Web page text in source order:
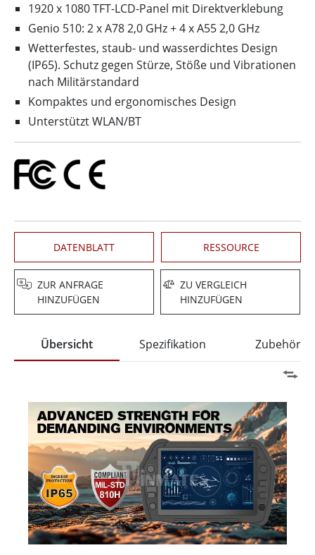
1920 x 1080 TFT-LCD-Panel mit Direktverklebung
Genio 510: 2 x A78 2,0 GHz + 4 x A55 2,0 GHz
Wetterfestes, staub- und wasserdichtes Design
(IP65). Schutz gegen Stürze, Stöße und Vibrationen
nach Militärstandard
Kompaktes und ergonomisches Design
Unterstützt WLAN/BT
DATENBLATT RESSOURCE
ZUR ANFRAGE
HINZUFÜGEN
ZU VERGLEICH
HINZUFÜGEN
Übersicht Spezifikation Zubehör